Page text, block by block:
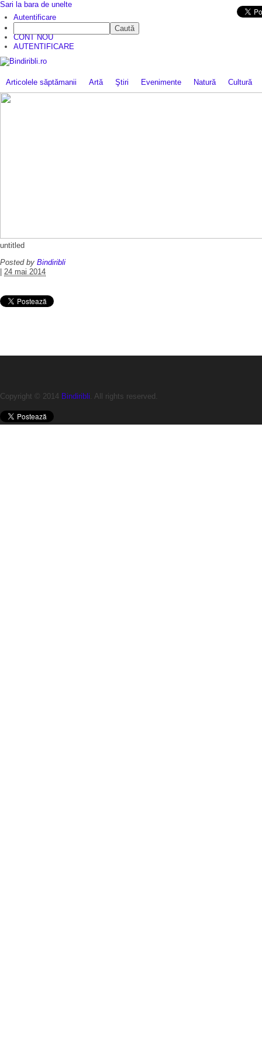
CONT NOU
AUTENTIFICARE
Articolele săptămanii Artă Ştiri Evenimente Natură Cultură
untitled
Posted by Bindiribli
24 mai 2014
Copyright © 2014 Bindiribli. All rights reserved.
Sari la bara de unelte
Autentificare
Caută